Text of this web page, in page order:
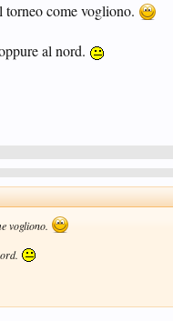
torneo come vogliono.
al nord.
vogliono.